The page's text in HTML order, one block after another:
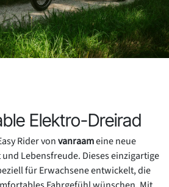
Elektro-Dreirad
Rider vonvanraameine neue
Lebensfreude. Dieses einzigartige
für Erwachsene entwickelt, die